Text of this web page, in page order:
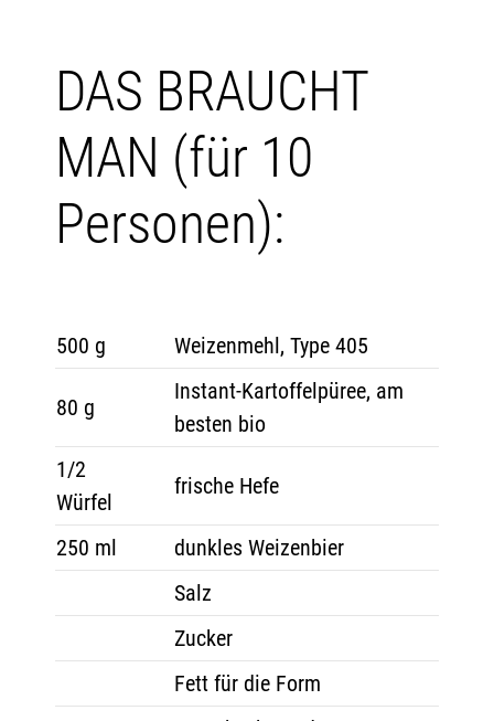
DAS BRAUCHT
MAN (für 10
Personen):
500 g Weizenmehl, Type 405
80 g
Instant-Kartoffelpüree, am
besten bio
1/2
Würfel
frische Hefe
250 ml
dunkles Weizenbier
Salz
Zucker
Fett für die Form